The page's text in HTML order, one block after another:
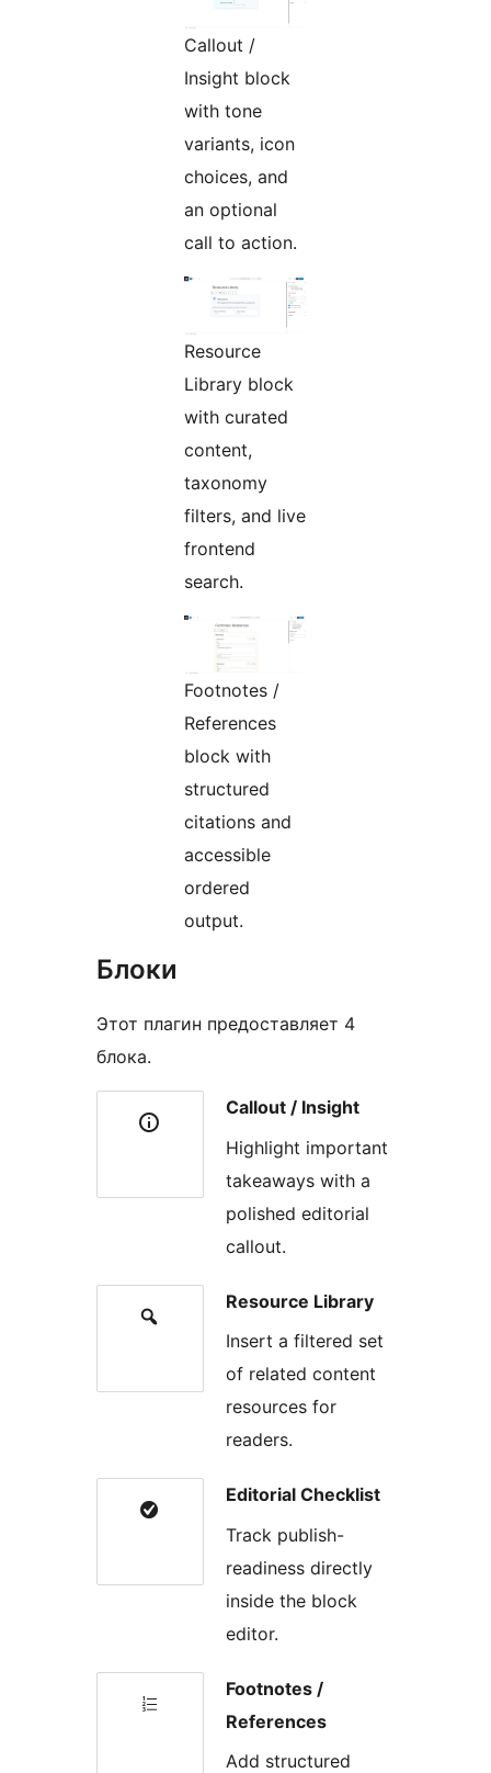
Callout /
Insight block
with tone
variants, icon
choices, and
an optional
call to action.
Resource
Library block
with curated
content,
taxonomy
filters, and live
frontend
search.
Footnotes /
References
block with
structured
citations and
accessible
ordered
output.
Блоки
Этот плагин предоставляет 4
блока.
Callout / Insight
Highlight important
takeaways with a
polished editorial
callout.
Resource Library
Insert a filtered set
of related content
resources for
readers.
Editorial Checklist
Track publish-
readiness directly
inside the block
editor.
Footnotes /
References
Add structured